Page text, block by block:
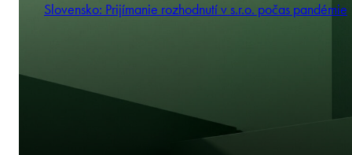
Slovensko: Prijímanie rozhodnutí v s.r.o. počas pandémie